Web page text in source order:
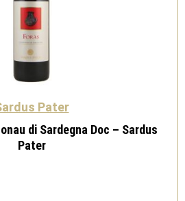
Pater
di Sardegna Doc – Sardus
Pater